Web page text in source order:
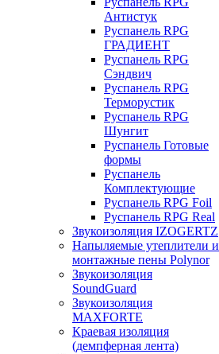
Антистук
Руспанель RPG
ГРАДИЕНТ
Руспанель RPG
Сэндвич
Руспанель RPG
Терморустик
Руспанель RPG
Шунгит
Руспанель Готовые
формы
Руспанель
Комплектующие
Руспанель RPG Foil
Руспанель RPG Real
Звукоизоляция IZOGERTZ
Напыляемые утеплители и
монтажные пены Polynor
Звукоизоляция
SoundGuard
Звукоизоляция
MAXFORTE
Краевая изоляция
(демпферная лента)